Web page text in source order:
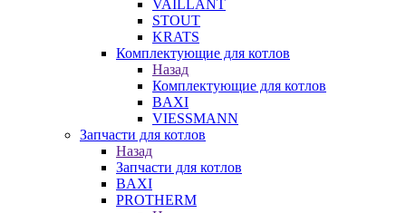
VAILLANT
STOUT
KRATS
Комплектующие для котлов
Назад
Комплектующие для котлов
BAXI
VIESSMANN
Запчасти для котлов
Назад
Запчасти для котлов
BAXI
PROTHERM